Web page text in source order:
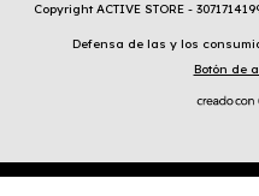
Copyright ACTIVE STORE -
Defensa de las y los
Botón de